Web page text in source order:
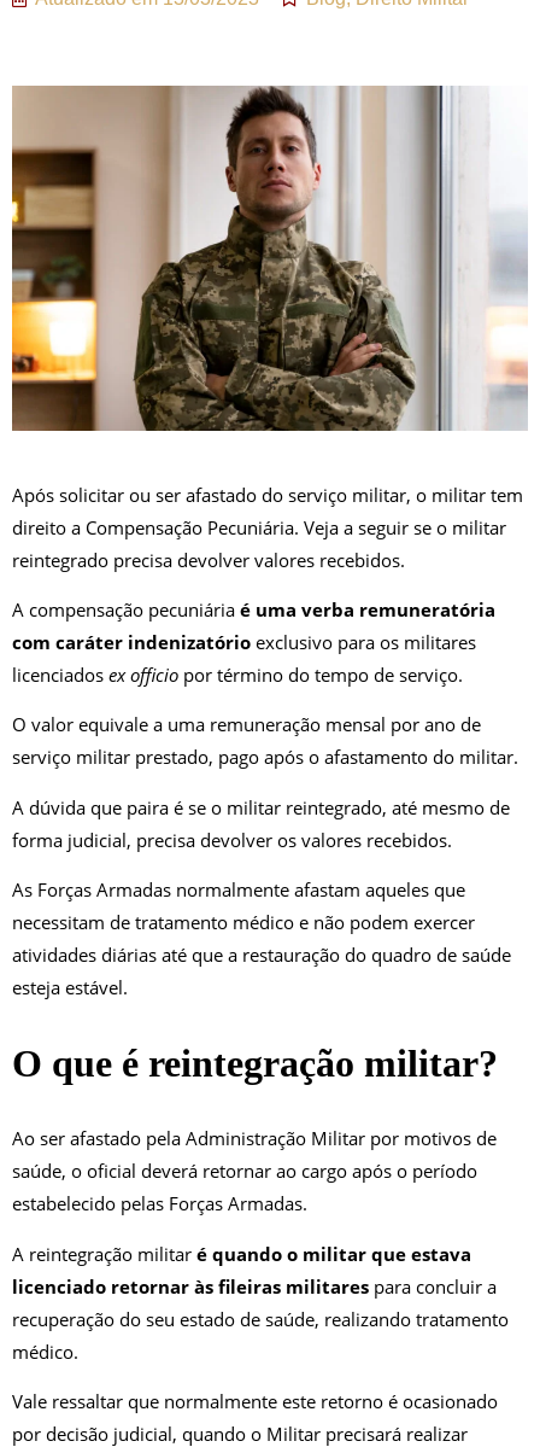
Após solicitar ou ser afastado do serviço militar, o militar tem
direito a Compensação Pecuniária. Veja a seguir se o militar
reintegrado precisa devolver valores recebidos.
A compensação pecuniária é uma verba remuneratória
com caráter indenizatório exclusivo para os militares
licenciados ex officio por término do tempo de serviço.
O valor equivale a uma remuneração mensal por ano de
serviço militar prestado, pago após o afastamento do militar.
A dúvida que paira é se o militar reintegrado, até mesmo de
forma judicial, precisa devolver os valores recebidos.
As Forças Armadas normalmente afastam aqueles que
necessitam de tratamento médico e não podem exercer
atividades diárias até que a restauração do quadro de saúde
esteja estável.
O que é reintegração militar?
Ao ser afastado pela Administração Militar por motivos de
saúde, o oficial deverá retornar ao cargo após o período
estabelecido pelas Forças Armadas.
A reintegração militar é quando o militar que estava
licenciado retornar às fileiras militares para concluir a
recuperação do seu estado de saúde, realizando tratamento
médico.
Vale ressaltar que normalmente este retorno é ocasionado
por decisão judicial, quando o Militar precisará realizar